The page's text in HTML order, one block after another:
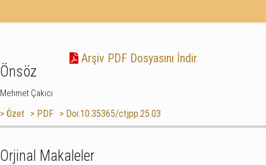
Arşiv PDF Dosyasını İndir
Önsöz
Mehmet Çakıcı
> Özet > PDF > Doi:10.35365/ctjpp.25.03
Orjinal Makaleler